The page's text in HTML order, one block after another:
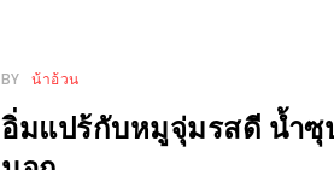
BY น้าอ้วน
อิ่มแปร้กับหมูจุ่มรสดี น้ำซุ